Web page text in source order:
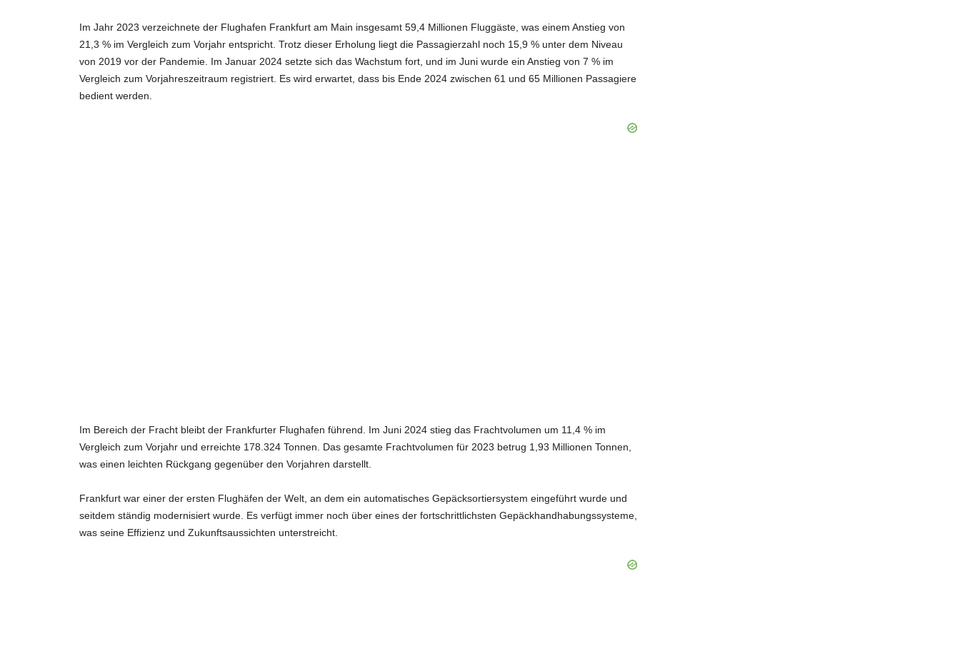
Im Jahr 2023 verzeichnete der Flughafen Frankfurt am Main insgesamt 59,4 Millionen Fluggäste, was einem Anstieg von
21,3 % im Vergleich zum Vorjahr entspricht. Trotz dieser Erholung liegt die Passagierzahl noch 15,9 % unter dem Niveau
von 2019 vor der Pandemie. Im Januar 2024 setzte sich das Wachstum fort, und im Juni wurde ein Anstieg von 7 % im
Vergleich zum Vorjahreszeitraum registriert. Es wird erwartet, dass bis Ende 2024 zwischen 61 und 65 Millionen Passagiere
bedient werden.
Im Bereich der Fracht bleibt der Frankfurter Flughafen führend. Im Juni 2024 stieg das Frachtvolumen um 11,4 % im
Vergleich zum Vorjahr und erreichte 178.324 Tonnen. Das gesamte Frachtvolumen für 2023 betrug 1,93 Millionen Tonnen,
was einen leichten Rückgang gegenüber den Vorjahren darstellt​.
Frankfurt war einer der ersten Flughäfen der Welt, an dem ein automatisches Gepäcksortiersystem eingeführt wurde und
seitdem ständig modernisiert wurde. Es verfügt immer noch über eines der fortschrittlichsten Gepäckhandhabungssysteme,
was seine Effizienz und Zukunftsaussichten unterstreicht.